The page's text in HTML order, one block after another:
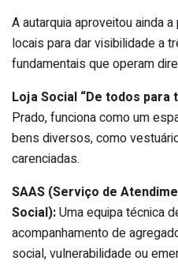
A autarquia aproveitou ainda
locais para dar visibilidade a
fundamentais que operam
Loja Social “De todos para
Prado, funciona como um
bens diversos, como
carenciadas.
SAAS (Serviço de
Social):Uma equipa técnica
acompanhamento de
social, vulnerabilidade ou